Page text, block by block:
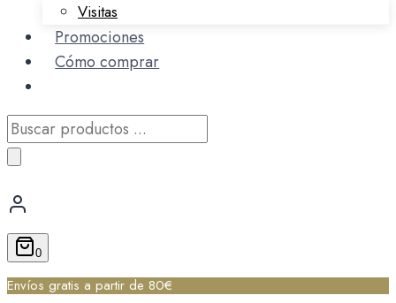
Visitas
Promociones
Cómo comprar
Búsqueda
de
0
Envíos gratis a partir de 80€